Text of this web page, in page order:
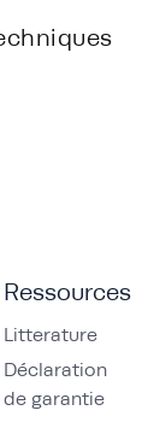
Ressources
Litterature
Déclaration
de garantie